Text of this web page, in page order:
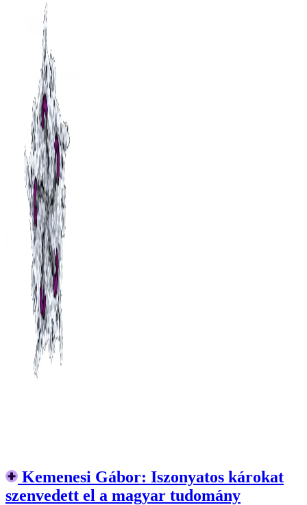
Kemenesi Gábor: Iszonyatos károkat
szenvedett el a magyar tudomány